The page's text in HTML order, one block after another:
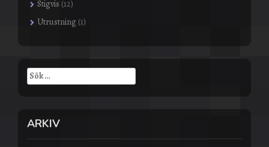
Stigvis (12)
Utrustning (1)
Sök
efter:
ARKIV